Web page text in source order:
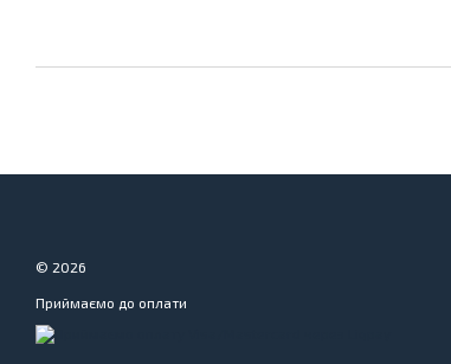
© 2026
Приймаємо до оплати